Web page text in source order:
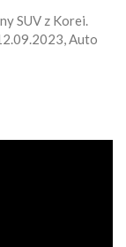
SUV z Korei.
Auto